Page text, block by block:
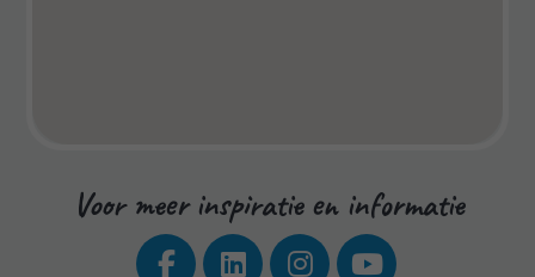
Voor meer inspiratie en informatie